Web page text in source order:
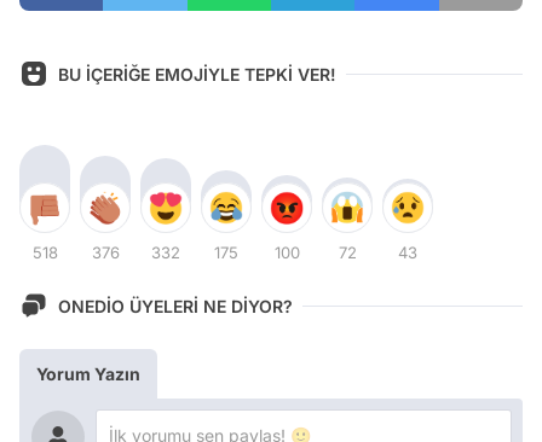
BU İÇERİĞE EMOJİYLE TEPKİ VER!
518 376 332 175 100 72 43
ONEDİO ÜYELERİ NE DİYOR?
Yorum Yazın